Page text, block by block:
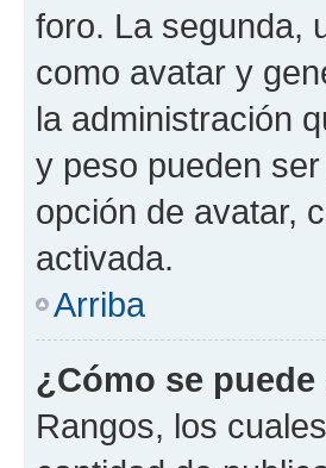
foro. La segunda,
como avatar y
la administración
y peso pueden
opción de avatar,
activada.
Arriba
¿Cómo se
Rangos, los